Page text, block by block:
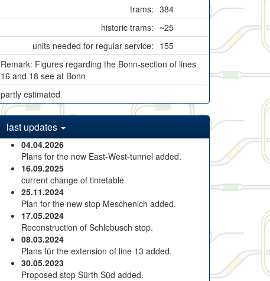
trams: 384
historic trams: ~25
units needed for regular service: 155
Remark: Figures regarding the Bonn-section of lines
16 and 18 see at Bonn
partly estimated
last updates
04.04.2026
Plans for the new East-West-tunnel added.
16.09.2025
current change of timetable
25.11.2024
Plan for the new stop Meschenich added.
17.05.2024
Reconstruction of Schlebusch stop.
08.03.2024
Plans für the extension of line 13 added.
30.05.2023
Proposed stop Sürth Süd added.